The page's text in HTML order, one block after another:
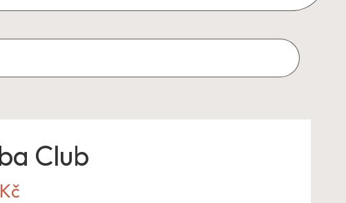
Club
Kč